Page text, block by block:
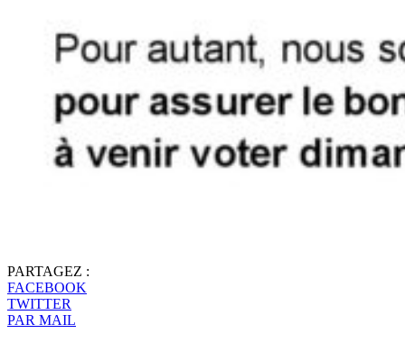
PARTAGEZ :
FACEBOOK
TWITTER
PAR MAIL